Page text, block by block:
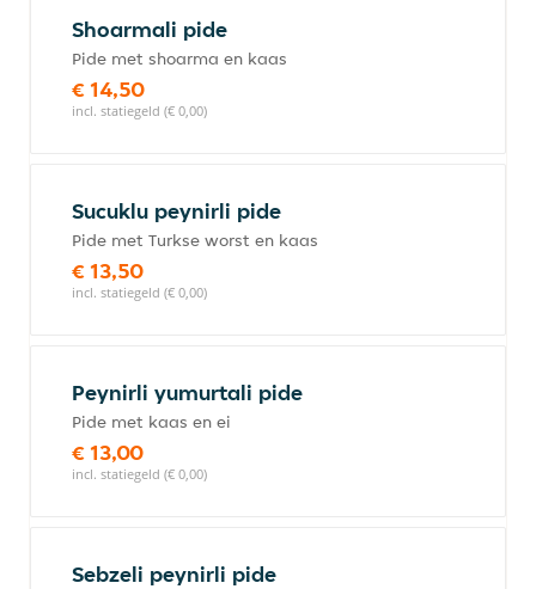
Shoarmali pide
Pide met shoarma en kaas
€ 14,50
incl. statiegeld (€ 0,00)
Sucuklu peynirli pide
Pide met Turkse worst en kaas
€ 13,50
incl. statiegeld (€ 0,00)
Peynirli yumurtali pide
Pide met kaas en ei
€ 13,00
incl. statiegeld (€ 0,00)
Sebzeli peynirli pide